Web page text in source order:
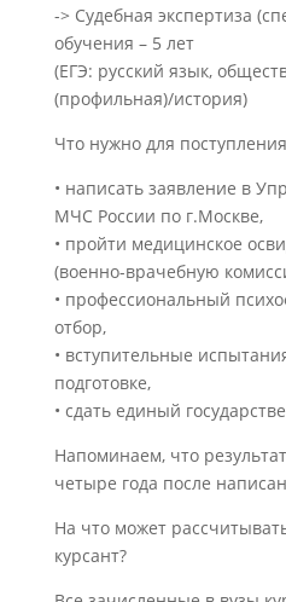
-> Судебная экспертиза
обучения – 5 лет
(ЕГЭ: русский язык,
(профильная)/история)
Что нужно для
• написать заявление в
МЧС России по г.Москве,
• пройти медицинское
(военно-врачебную
• профессиональный
отбор,
• вступительные
подготовке,
• сдать единый
Напоминаем, что
четыре года после
На что может
курсант?